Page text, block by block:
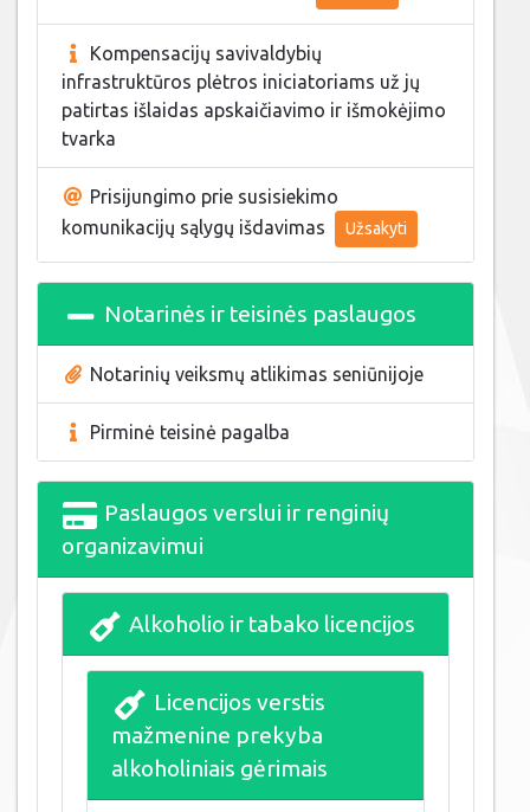
Kompensacijų savivaldybių
infrastruktūros plėtros iniciatoriams už jų
patirtas išlaidas apskaičiavimo ir išmokėjimo
tvarka
Prisijungimo prie susisiekimo
komunikacijų sąlygų išdavimas
Užsakyti
Notarinės ir teisinės paslaugos
Notarinių veiksmų atlikimas seniūnijoje
Pirminė teisinė pagalba
Paslaugos verslui ir renginių
organizavimui
Alkoholio ir tabako licencijos
Licencijos verstis
mažmenine prekyba
alkoholiniais gėrimais